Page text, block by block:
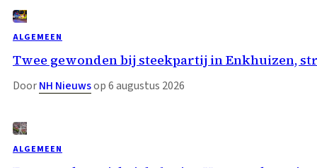
ALGEMEEN
Twee gewonden bij steekpartij in Enkhuizen,
DoorNH Nieuwsop 6 augustus 2026
ALGEMEEN